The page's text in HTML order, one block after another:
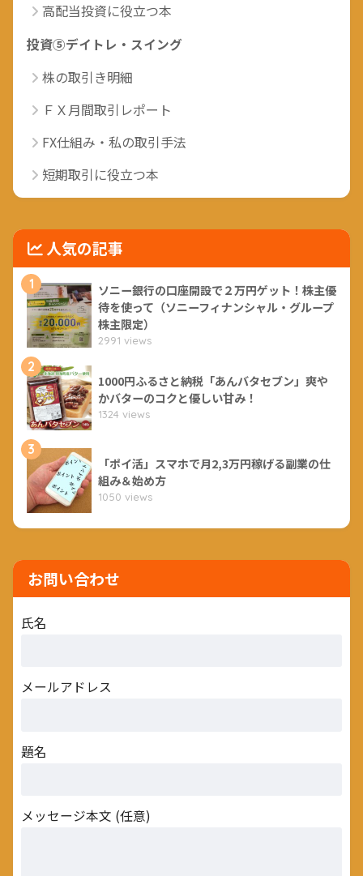
高配当投資に役立つ本
投資⑤デイトレ・スイング
株の取引き明細
ＦＸ月間取引レポート
FX仕組み・私の取引手法
短期取引に役立つ本
人気の記事
1
ソニー銀行の口座開設で２万円ゲット！株主優
待を使って（ソニーフィナンシャル・グループ
株主限定）
2991 views
2
1000円ふるさと納税「あんバタセブン」爽や
かバターのコクと優しい甘み！
1324 views
3
「ポイ活」スマホで月2,3万円稼げる副業の仕
組み＆始め方
1050 views
お問い合わせ
氏名
メールアドレス
題名
メッセージ本文 (任意)